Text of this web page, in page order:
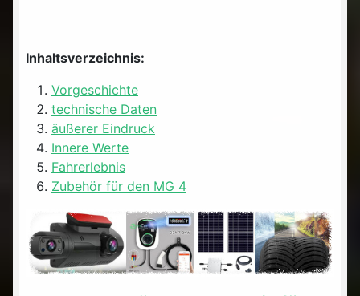
Inhaltsverzeichnis:
Vorgeschichte
technische Daten
äußerer Eindruck
Innere Werte
Fahrerlebnis
Zubehör für den MG 4